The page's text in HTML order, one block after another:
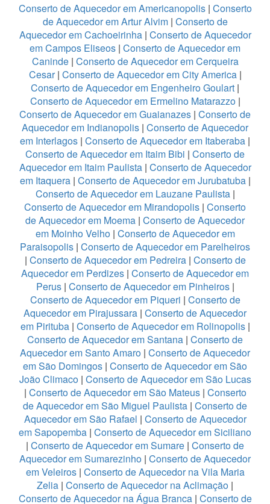
Conserto de Aquecedor em Americanopolis | Conserto
de Aquecedor em Artur Alvim | Conserto de
Aquecedor em Cachoeirinha| Conserto de Aquecedor
em Campos Eliseos | Conserto de Aquecedor em
Caninde| Conserto de Aquecedor em Cerqueira
Cesar| Conserto de Aquecedor em City America |
Conserto de Aquecedor em Engenheiro Goulart |
Conserto de Aquecedor em Ermelino Matarazzo |
Conserto de Aquecedor em Guaianazes | Conserto de
Aquecedor em Indianopolis | Conserto de Aquecedor
em Interlagos | Conserto de Aquecedor em Itaberaba |
Conserto de Aquecedor em Itaim Bibi | Conserto de
Aquecedor em Itaim Paulista | Conserto de Aquecedor
em Itaquera| Conserto de Aquecedor em Jurubatuba|
Conserto de Aquecedor em Lauzane Paulista |
Conserto de Aquecedor em Mirandopolis | Conserto
de Aquecedor em Moema | Conserto de Aquecedor
em Moinho Velho | Conserto de Aquecedor em
Paraisopolis | Conserto de Aquecedor em Parelheiros
| Conserto de Aquecedor em Pedreira| Conserto de
Aquecedor em Perdizes | Conserto de Aquecedor em
Perus| Conserto de Aquecedor em Pinheiros|
Conserto de Aquecedor em Piqueri | Conserto de
Aquecedor em Pirajussara | Conserto de Aquecedor
em Pirituba| Conserto de Aquecedor em Rolinopolis|
Conserto de Aquecedor em Santana | Conserto de
Aquecedor em Santo Amaro | Conserto de Aquecedor
em São Domingos | Conserto de Aquecedor em São
João Climaco| Conserto de Aquecedor em São Lucas
| Conserto de Aquecedor em São Mateus | Conserto
de Aquecedor em São Miguel Paulista | Conserto de
Aquecedor em São Rafael | Conserto de Aquecedor
em Sapopemba | Conserto de Aquecedor em Siciliano
| Conserto de Aquecedor em Sumare | Conserto de
Aquecedor em Sumarezinho | Conserto de Aquecedor
em Veleiros| Conserto de Aquecedor na Vila Maria
Zelia | Conserto de Aquecedor na Aclimação |
Conserto de Aquecedor na Água Branca| Conserto de